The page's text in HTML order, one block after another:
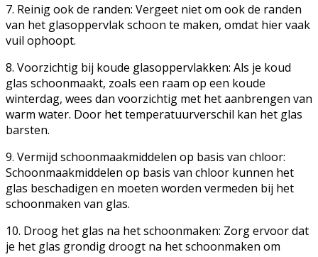
7. Reinig ook de randen: Vergeet niet om ook de randen
van het glasoppervlak schoon te maken, omdat hier vaak
vuil ophoopt.
8. Voorzichtig bij koude glasoppervlakken: Als je koud
glas schoonmaakt, zoals een raam op een koude
winterdag, wees dan voorzichtig met het aanbrengen van
warm water. Door het temperatuurverschil kan het glas
barsten.
9. Vermijd schoonmaakmiddelen op basis van chloor:
Schoonmaakmiddelen op basis van chloor kunnen het
glas beschadigen en moeten worden vermeden bij het
schoonmaken van glas.
10. Droog het glas na het schoonmaken: Zorg ervoor dat
je het glas grondig droogt na het schoonmaken om